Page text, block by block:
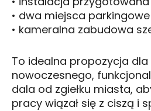
• dwa miejsca parkingowe
• kameralna zabudowa
To idealna propozycja
nowoczesnego,
dala od zgiełku miasta,
pracy wiązał się z ciszą i